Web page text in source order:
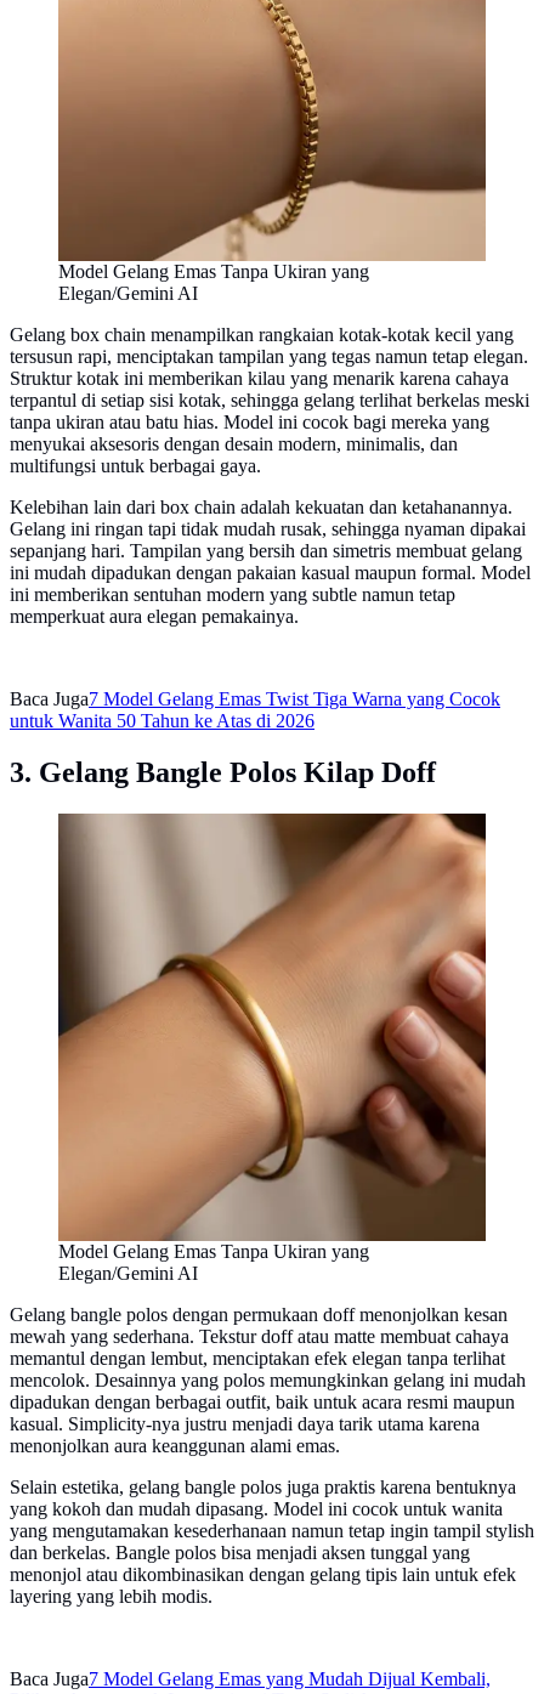
Model Gelang Emas Tanpa Ukiran yang
Elegan/Gemini AI
Gelang box chain menampilkan rangkaian kotak-kotak kecil yang
tersusun rapi, menciptakan tampilan yang tegas namun tetap elegan.
Struktur kotak ini memberikan kilau yang menarik karena cahaya
terpantul di setiap sisi kotak, sehingga gelang terlihat berkelas meski
tanpa ukiran atau batu hias. Model ini cocok bagi mereka yang
menyukai aksesoris dengan desain modern, minimalis, dan
multifungsi untuk berbagai gaya.
Kelebihan lain dari box chain adalah kekuatan dan ketahanannya.
Gelang ini ringan tapi tidak mudah rusak, sehingga nyaman dipakai
sepanjang hari. Tampilan yang bersih dan simetris membuat gelang
ini mudah dipadukan dengan pakaian kasual maupun formal. Model
ini memberikan sentuhan modern yang subtle namun tetap
memperkuat aura elegan pemakainya.
Baca Juga7 Model Gelang Emas Twist Tiga Warna yang Cocok
untuk Wanita 50 Tahun ke Atas di 2026
3. Gelang Bangle Polos Kilap Doff
Model Gelang Emas Tanpa Ukiran yang
Elegan/Gemini AI
Gelang bangle polos dengan permukaan doff menonjolkan kesan
mewah yang sederhana. Tekstur doff atau matte membuat cahaya
memantul dengan lembut, menciptakan efek elegan tanpa terlihat
mencolok. Desainnya yang polos memungkinkan gelang ini mudah
dipadukan dengan berbagai outfit, baik untuk acara resmi maupun
kasual. Simplicity-nya justru menjadi daya tarik utama karena
menonjolkan aura keanggunan alami emas.
Selain estetika, gelang bangle polos juga praktis karena bentuknya
yang kokoh dan mudah dipasang. Model ini cocok untuk wanita
yang mengutamakan kesederhanaan namun tetap ingin tampil stylish
dan berkelas. Bangle polos bisa menjadi aksen tunggal yang
menonjol atau dikombinasikan dengan gelang tipis lain untuk efek
layering yang lebih modis.
Baca Juga7 Model Gelang Emas yang Mudah Dijual Kembali,